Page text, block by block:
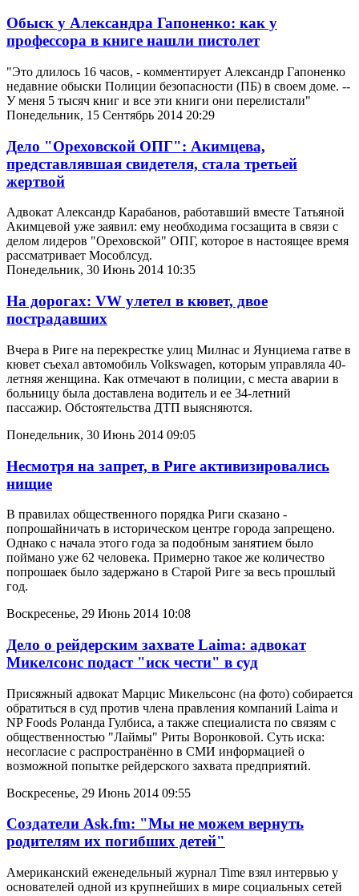
Обыск у Александра Гапоненко: как у
профессора в книге нашли пистолет
"Это длилось 16 часов, - комментирует Александр Гапоненко
недавние обыски Полиции безопасности (ПБ) в своем доме. --
У меня 5 тысяч книг и все эти книги они перелистали"
Понедельник, 15 Сентябрь 2014 20:29
Дело "Ореховской ОПГ": Акимцева,
представлявшая свидетеля, стала третьей
жертвой
Адвокат Александр Карабанов, работавший вместе Татьяной
Акимцевой уже заявил: ему необходима госзащита в связи с
делом лидеров "Ореховской" ОПГ, которое в настоящее время
рассматривает Мособлсуд.
Понедельник, 30 Июнь 2014 10:35
На дорогах: VW улетел в кювет, двое
пострадавших
Вчера в Риге на перекрестке улиц Милнас и Яунциема гатве в
кювет съехал автомобиль Volkswagen, которым управляла 40-
летняя женщина. Как отмечают в полиции, с места аварии в
больницу была доставлена водитель и ее 34-летний
пассажир. Обстоятельства ДТП выясняются.
Понедельник, 30 Июнь 2014 09:05
Несмотря на запрет, в Риге активизировались
нищие
В правилах общественного порядка Риги сказано -
попрошайничать в историческом центре города запрещено.
Однако с начала этого года за подобным занятием было
поймано уже 62 человека. Примерно такое же количество
попрошаек было задержано в Старой Риге за весь прошлый
год.
Воскресенье, 29 Июнь 2014 10:08
Дело о рейдерским захвате Laima: адвокат
Микелсонс подаст "иск чести" в суд
Присяжный адвокат Марцис Микельсонс (на фото) собирается
обратиться в суд против члена правления компаний Laima и
NP Foods Роланда Гулбиса, а также специалиста по связям с
общественностью "Лаймы" Риты Воронковой. Суть иска:
несогласие с распространённо в СМИ информацией о
возможной попытке рейдерского захвата предприятий.
Воскресенье, 29 Июнь 2014 09:55
Создатели Ask.fm: "Мы не можем вернуть
родителям их погибших детей"
Американский еженедельный журнал Time взял интервью у
основателей одной из крупнейших в мире социальных сетей